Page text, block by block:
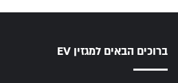
ברוכים הבאים למגזין EV